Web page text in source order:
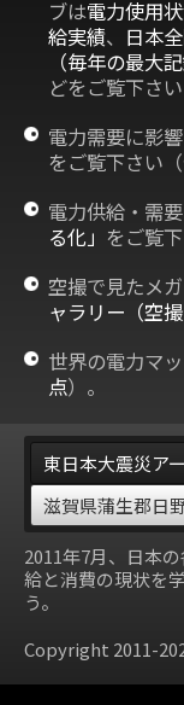
ブは電力使用
給実績、 日本
（毎年の最大
どをご覧下さ
電力需要に影
をご覧下さい
電力供給・需
る化」 をご覧
空撮で見たメ
ャラリー（空
世界の電力マ
点）。
東日本大震災ア
滋賀県蒲生郡日
2011年7月、日本
給と消費の現状を
う。
Copyright 2011-